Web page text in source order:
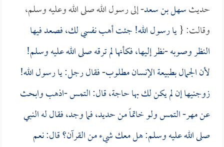
حديثسهل بن سعد- إلى رسول الله صلى الله وعليه وسلم،
وقالت: {يا رسول الله! جئت أهب نفسي لك، فصعد فيها
النظر وصوبه -نظر إليها، فكأنها لم ترقه صلى الله عليه وسلم!
لأن الجمال بطبيعة الإنسان مطلوب- فقال رجل: يا رسول الله!
زوجنيها إن لم يكن لك بها حاجة، قال: التمس -اذهب وابحث
عن مهر- التمس ولو خاتماً من حديد، فما وجد، فقال له النبي
صلى الله عليه وسلم: هل معك شيء من القرآن؟ قال: نعم